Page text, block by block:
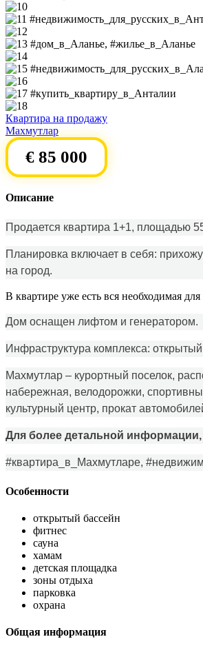
Квартира на продажу
Махмутлар
€ 85 000
Описание
Продается квартира 1+1, площадью
Планировка включает в себя:
на город.
В квартире уже есть вся необходимая
Дом оснащен лифтом и генератором.
Инфраструктура комплекса:
Махмутлар – курортный поселок,
набережная, велодорожки,
культурный центр, прокат
Для более детальной
#квартира_в_Махмутларе,
Особенности
открытый бассейн
фитнес
сауна
хамам
детская площадка
зоны отдыха
парковка
охрана
Общая информация